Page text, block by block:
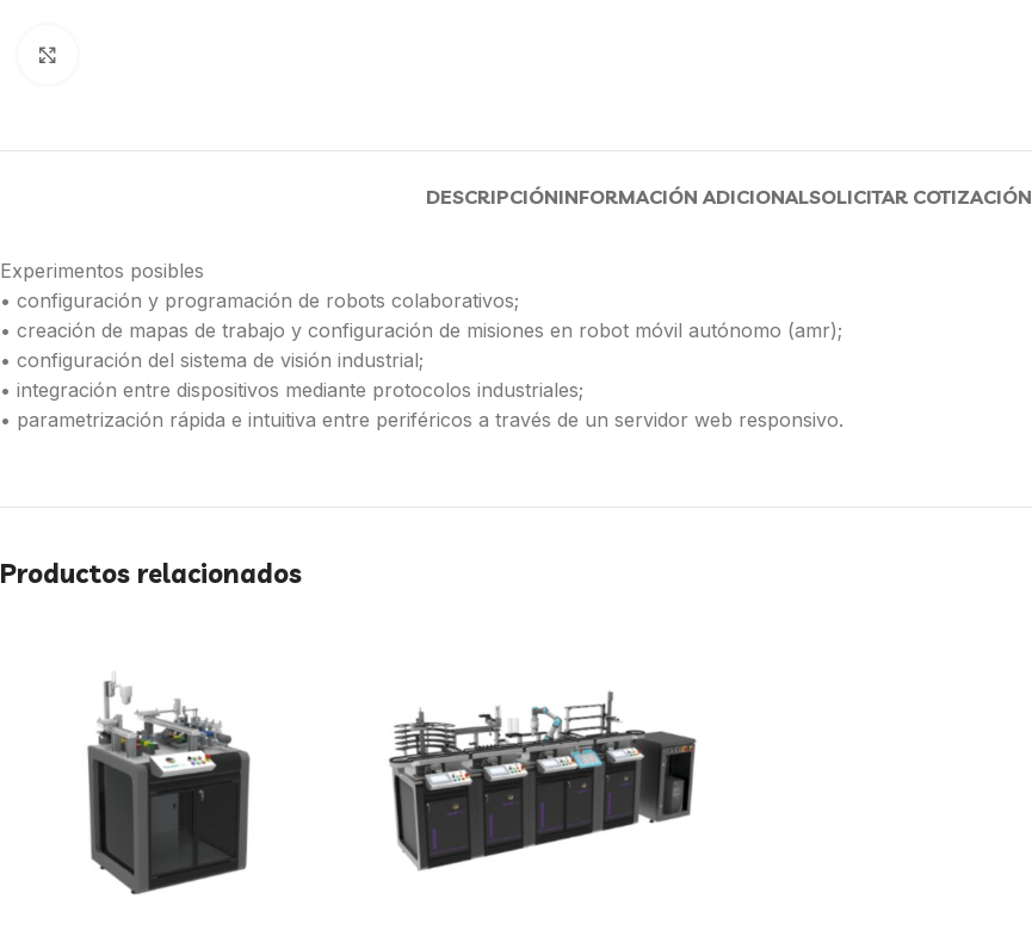
DESCRIPCIÓNINFORMACIÓN ADICIONALSOLICITAR COTIZACIÓN
Experimentos posibles
• configuración y programación de robots colaborativos;
• creación de mapas de trabajo y configuración de misiones en robot móvil autónomo (amr);
• configuración del sistema de visión industrial;
• integración entre dispositivos mediante protocolos industriales;
• parametrización rápida e intuitiva entre periféricos a través de un servidor web responsivo.
Productos relacionados